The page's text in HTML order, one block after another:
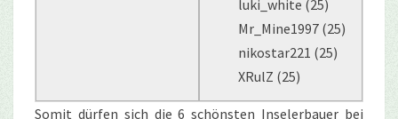
luki_white (25)
Mr_Mine1997 (25)
nikostar221 (25)
XRulZ (25)
Somit dürfen sich die 6 schönsten Inselerbauer bei